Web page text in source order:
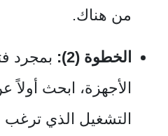
من هناك.
الخطوة (2):
بمجرد
الأجهزة، ابحث أولاً
التشغيل الذي ترغب